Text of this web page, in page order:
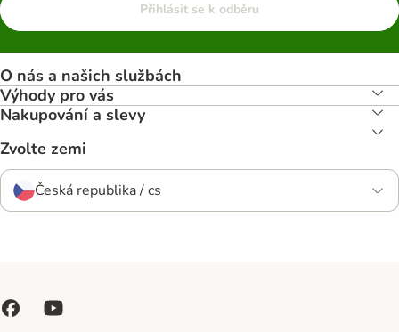
Přihlásit se k odběru
O nás a našich službách
Výhody pro vás
Nakupování a slevy
Zvolte zemi
Česká republika / cs